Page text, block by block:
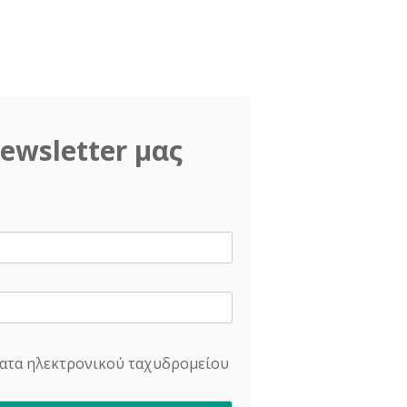
μας
ηλεκτρονικού ταχυδρομείου